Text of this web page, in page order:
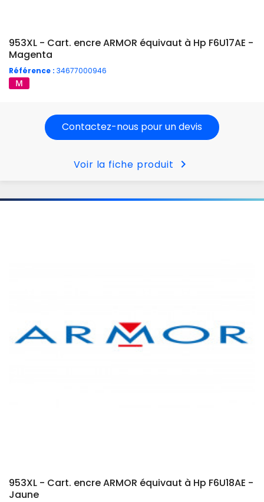
953XL - Cart. encre ARMOR équivaut à Hp F6U17AE -
Magenta
Référence : 34677000946
Contactez-nous pour un devis
Voir la fiche produit chevron_right
953XL - Cart. encre ARMOR équivaut à Hp F6U18AE -
Jaune